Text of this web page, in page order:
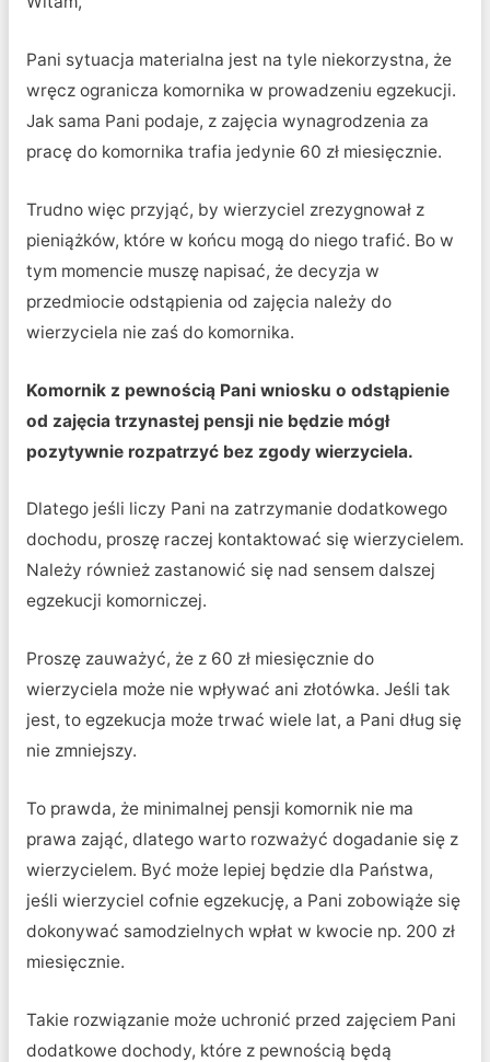
Pani sytuacja materialna jest na tyle niekorzystna, że
wręcz ogranicza komornika w prowadzeniu egzekucji.
Jak sama Pani podaje, z zajęcia wynagrodzenia za
pracę do komornika trafia jedynie 60 zł miesięcznie.
Trudno więc przyjąć, by wierzyciel zrezygnował z
pieniążków, które w końcu mogą do niego trafić. Bo w
tym momencie muszę napisać, że decyzja w
przedmiocie odstąpienia od zajęcia należy do
wierzyciela nie zaś do komornika.
Komornik z pewnością Pani wniosku o odstąpienie
od zajęcia trzynastej pensji nie będzie mógł
pozytywnie rozpatrzyć bez zgody wierzyciela.
Dlatego jeśli liczy Pani na zatrzymanie dodatkowego
dochodu, proszę raczej kontaktować się wierzycielem.
Należy również zastanowić się nad sensem dalszej
egzekucji komorniczej.
Proszę zauważyć, że z 60 zł miesięcznie do
wierzyciela może nie wpływać ani złotówka. Jeśli tak
jest, to egzekucja może trwać wiele lat, a Pani dług się
nie zmniejszy.
To prawda, że minimalnej pensji komornik nie ma
prawa zająć, dlatego warto rozważyć dogadanie się z
wierzycielem. Być może lepiej będzie dla Państwa,
jeśli wierzyciel cofnie egzekucję, a Pani zobowiąże się
dokonywać samodzielnych wpłat w kwocie np. 200 zł
miesięcznie.
Takie rozwiązanie może uchronić przed zajęciem Pani
dodatkowe dochody, które z pewnością będą